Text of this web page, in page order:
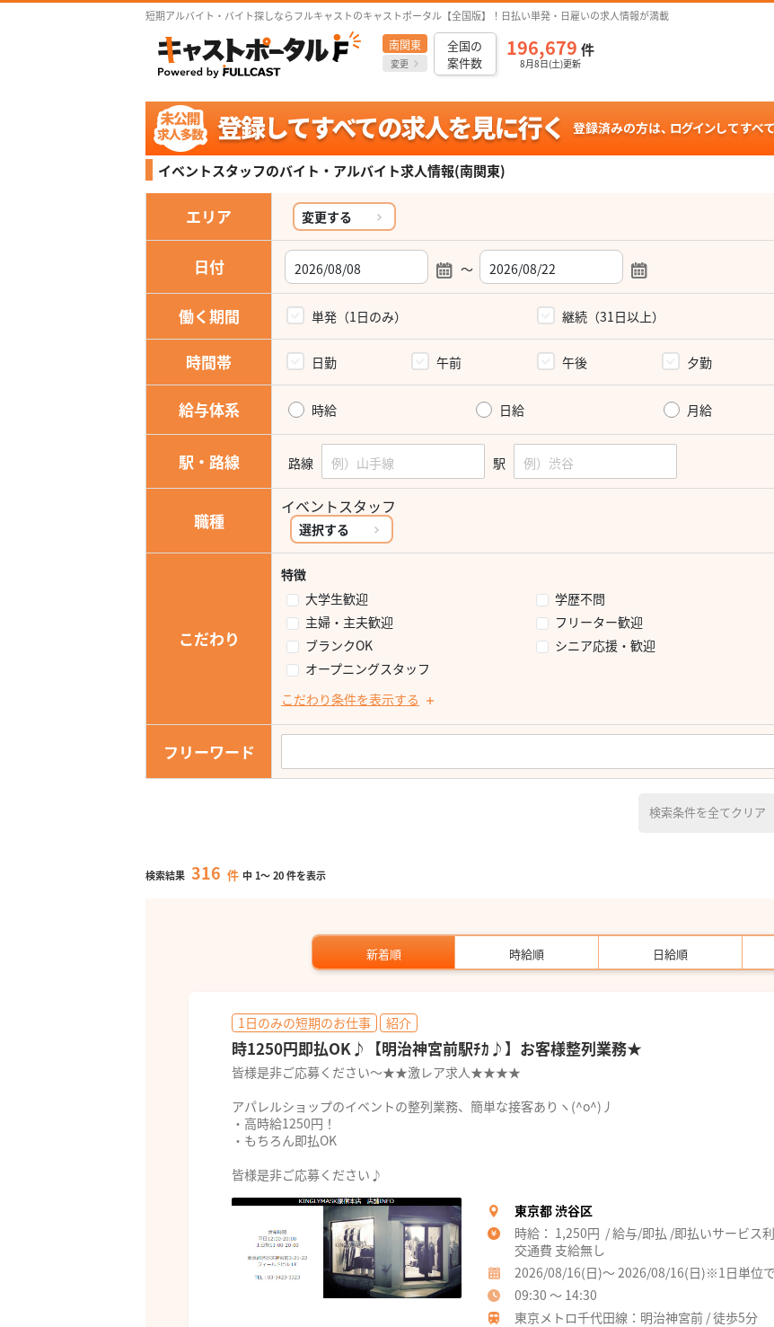
短期アルバイト・バイト探しならフルキャストのキャストポータル【全国版】！日払い単発・日雇いの求人情報が満載
南関東
変更
全国の
案件数
196,679 件
8月8日(土)更新
イベントスタッフのバイト・アルバイト求人情報(南関東)
エリア 変更する
日付 ～
働く期間 単発（1日のみ） 継続（31日以上）
時間帯 日勤 午前 午後 夕勤
給与体系 時給 日給 月給
駅・路線 路線 駅
職種
イベントスタッフ
選択する
こだわり
特徴
大学生歓迎
学歴不問
主婦・主夫歓迎
フリーター歓迎
ブランクOK
シニア応援・歓迎
オープニングスタッフ
こだわり条件を表示する
フリーワード
検索条件を全てクリア
検索結果 316 件 中 1～20件を表示
新着順 時給順 日給順
1日のみの短期のお仕事 紹介
時1250円即払OK♪【明治神宮前駅ﾁｶ♪】お客様整列業務★
皆様是非ご応募ください～★★激レア求人★★★★
アパレルショップのイベントの整列業務、簡単な接客ありヽ(^o^)丿
・高時給1250円！
・もちろん即払OK
皆様是非ご応募ください♪
東京都 渋谷区
時給： 1,250円 / 給与/即払 /即払いサービス
交通費 支給無し
2026/08/16(日)～ 2026/08/16(日)※1日単位
09:30 ～ 14:30
東京メトロ千代田線：明治神宮前 / 徒歩5分